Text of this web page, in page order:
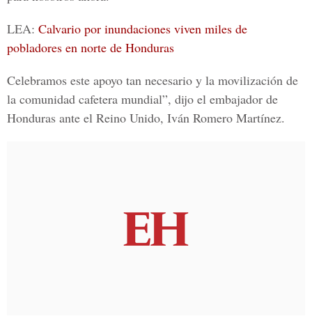
LEA: Calvario por inundaciones viven miles de
pobladores en norte de Honduras
Celebramos este apoyo tan necesario y la movilización de
la comunidad cafetera mundial”, dijo el embajador de
Honduras ante el Reino Unido, Iván Romero Martínez.